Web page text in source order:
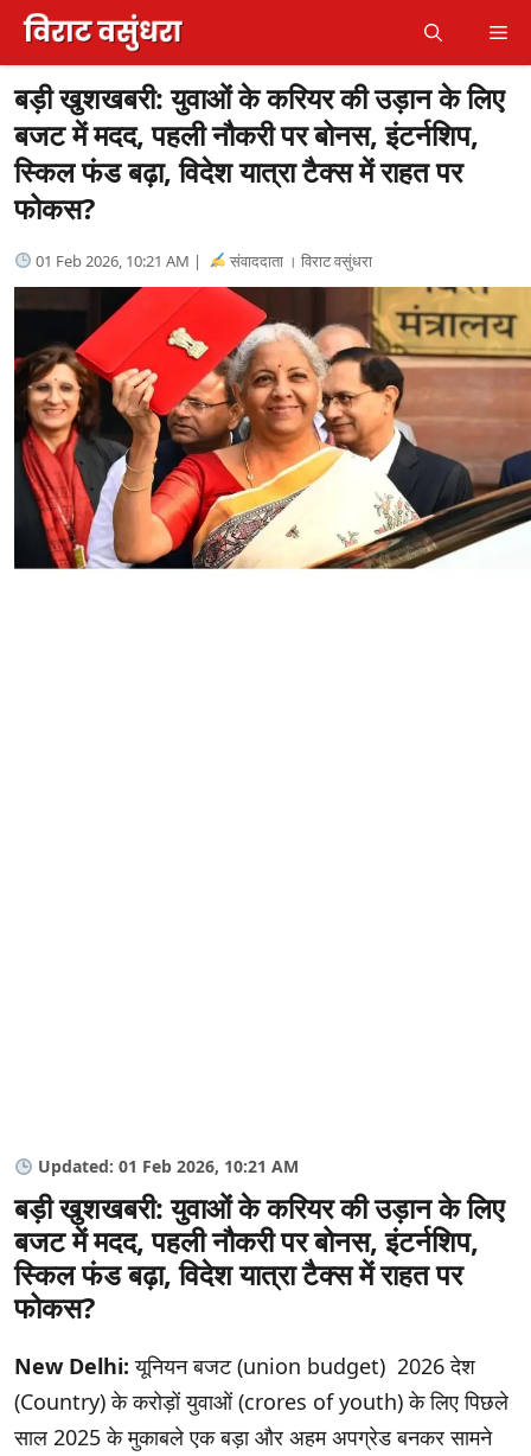
Skip
content
बड़ी खुशखबरी: युवाओं के करियर की उड़ान के लिए
बजट में मदद, पहली नौकरी पर बोनस, इंटर्नशिप,
स्किल फंड बढ़ा, विदेश यात्रा टैक्स में राहत पर
फोकस?
01 Feb 2026, 10:21 AM | संवाददाता । विराट वसुंधरा
Updated: 01 Feb 2026, 10:21 AM
बड़ी खुशखबरी: युवाओं के करियर की उड़ान के लिए
बजट में मदद, पहली नौकरी पर बोनस, इंटर्नशिप,
स्किल फंड बढ़ा, विदेश यात्रा टैक्स में राहत पर
फोकस?
New Delhi: यूनियन बजट (union budget) 2026 देश
(Country) के करोड़ों युवाओं (crores of youth) के लिए पिछले
साल 2025 के मुकाबले एक बड़ा और अहम अपग्रेड बनकर सामने